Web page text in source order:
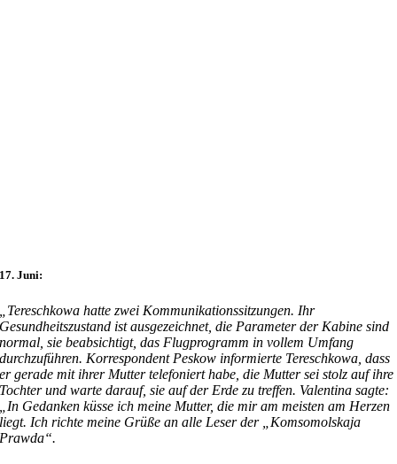
17. Juni:
„Tereschkowa hatte zwei Kommunikationssitzungen. Ihr
Gesundheitszustand ist ausgezeichnet, die Parameter der Kabine sind
normal, sie beabsichtigt, das Flugprogramm in vollem Umfang
durchzuführen. Korrespondent Peskow informierte Tereschkowa, dass
er gerade mit ihrer Mutter telefoniert habe, die Mutter sei stolz auf ihre
Tochter und warte darauf, sie auf der Erde zu treffen. Valentina sagte:
„In Gedanken küsse ich meine Mutter, die mir am meisten am Herzen
liegt. Ich richte meine Grüße an alle Leser der „Komsomolskaja
Prawda“.